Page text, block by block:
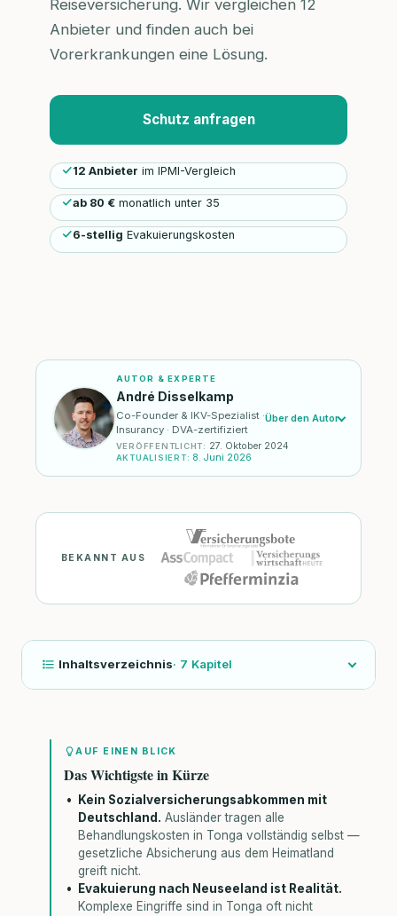
Reiseversicherung. Wir vergleichen 12
Anbieter und finden auch bei
Vorerkrankungen eine Lösung.
Schutz anfragen
12 Anbieter im IPMI-Vergleich
ab 80 € monatlich unter 35
6-stellig Evakuierungskosten
AUTOR & EXPERTE
André Disselkamp
Co-Founder & IKV-Spezialist ·
Insurancy · DVA-zertifiziert
VERÖFFENTLICHT: 27. Oktober 2024
AKTUALISIERT: 8. Juni 2026
Über den Autor
BEKANNT AUS
Inhaltsverzeichnis· 7 Kapitel
AUF EINEN BLICK
Das Wichtigste in Kürze
Kein Sozialversicherungsabkommen mit
Deutschland. Ausländer tragen alle
Behandlungskosten in Tonga vollständig selbst —
gesetzliche Absicherung aus dem Heimatland
greift nicht.
Evakuierung nach Neuseeland ist Realität.
Komplexe Eingriffe sind in Tonga oft nicht